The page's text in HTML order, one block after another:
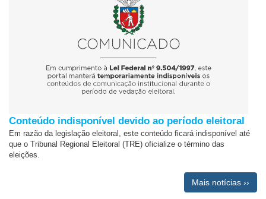
Conteúdo indisponível devido ao período eleitoral
Em razão da legislação eleitoral, este conteúdo ficará indisponível até
que o Tribunal Regional Eleitoral (TRE) oficialize o término das
eleições.
Mais notícias ››